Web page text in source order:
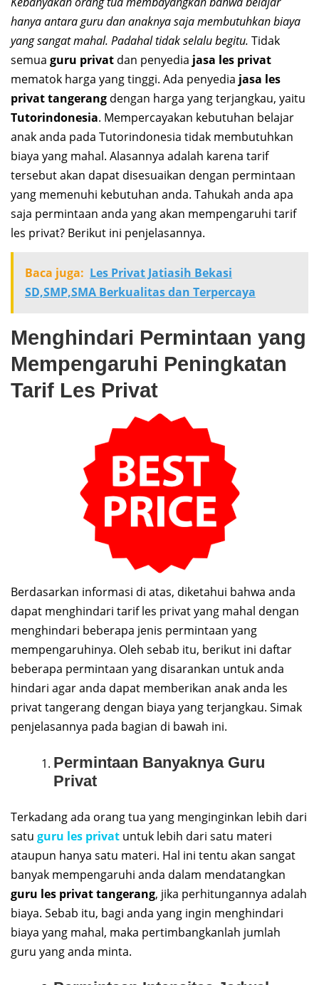
hanya antara guru dan anaknya saja membutuhkan biaya
yang sangat mahal. Padahal tidak selalu begitu. Tidak
semua guru privat dan penyedia jasa les privat
mematok harga yang tinggi. Ada penyedia jasa les
privat tangerang dengan harga yang terjangkau, yaitu
Tutorindonesia. Mempercayakan kebutuhan belajar
anak anda pada Tutorindonesia tidak membutuhkan
biaya yang mahal. Alasannya adalah karena tarif
tersebut akan dapat disesuaikan dengan permintaan
yang memenuhi kebutuhan anda. Tahukah anda apa
saja permintaan anda yang akan mempengaruhi tarif
les privat? Berikut ini penjelasannya.
Baca juga: Les Privat Jatiasih Bekasi
SD,SMP,SMA Berkualitas dan Terpercaya
Menghindari Permintaan yang
Mempengaruhi Peningkatan
Tarif Les Privat
Berdasarkan informasi di atas, diketahui bahwa anda
dapat menghindari tarif les privat yang mahal dengan
menghindari beberapa jenis permintaan yang
mempengaruhinya. Oleh sebab itu, berikut ini daftar
beberapa permintaan yang disarankan untuk anda
hindari agar anda dapat memberikan anak anda les
privat tangerang dengan biaya yang terjangkau. Simak
penjelasannya pada bagian di bawah ini.
Permintaan Banyaknya Guru
Privat
Terkadang ada orang tua yang menginginkan lebih dari
satu guru les privat untuk lebih dari satu materi
ataupun hanya satu materi. Hal ini tentu akan sangat
banyak mempengaruhi anda dalam mendatangkan
guru les privat tangerang, jika perhitungannya adalah
biaya. Sebab itu, bagi anda yang ingin menghindari
biaya yang mahal, maka pertimbangkanlah jumlah
guru yang anda minta.